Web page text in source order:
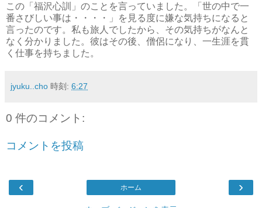
この「福沢心訓」のことを言っていました。「世の中で一
番さびしい事は・・・・」を見る度に嫌な気持ちになると
言ったのです。私も旅人でしたから、その気持ちがなんと
なく分かりました。彼はその後、僧侶になり、一生涯を貫
く仕事を持ちました。
jyuku..cho 時刻: 6:27
0 件のコメント:
コメントを投稿
‹ ›
ホーム